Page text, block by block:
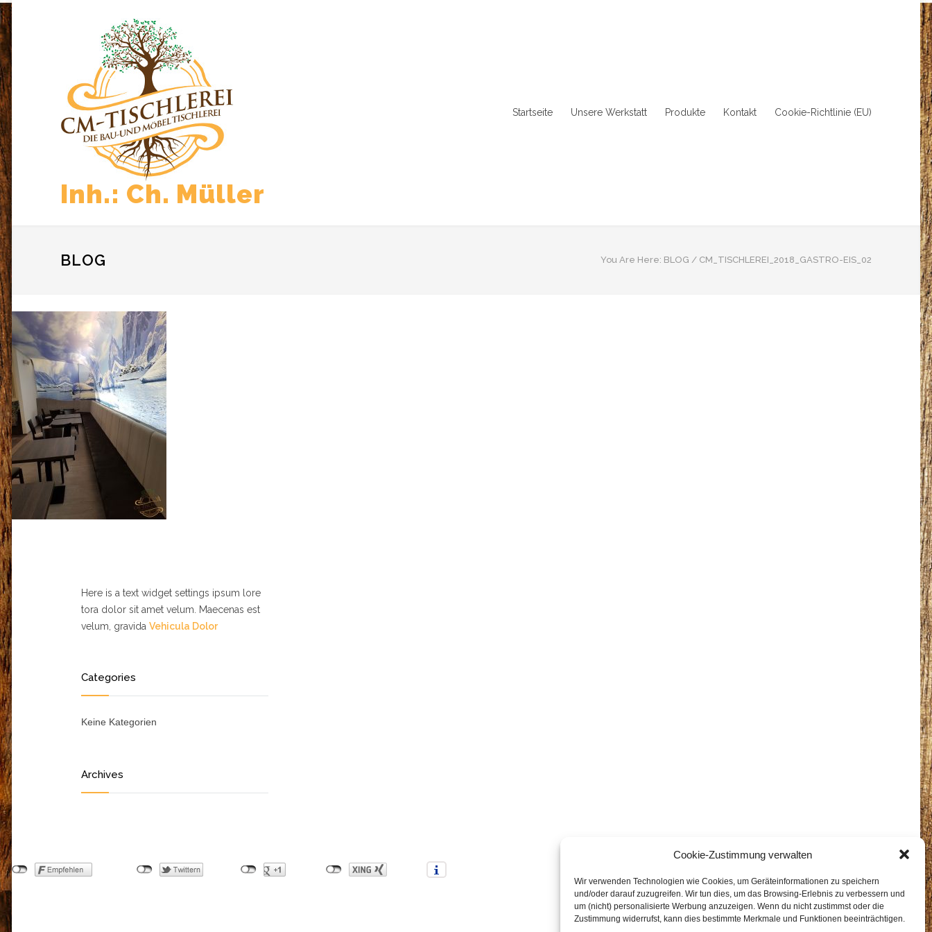
Cookie-Zustimmung verwalten
Wir verwenden Technologien wie Cookies, um Geräteinformationen zu speichern
und/oder darauf zuzugreifen. Wir tun dies, um das Browsing-Erlebnis zu verbessern und
um (nicht) personalisierte Werbung anzuzeigen. Wenn du nicht zustimmst oder die
Zustimmung widerrufst, kann dies bestimmte Merkmale und Funktionen beeinträchtigen.
Inh.: Ch. Müller
Startseite Unsere Werkstatt Produkte Kontakt Cookie-Richtlinie (EU)
BLOG You Are Here: BLOG / CM_TISCHLEREI_2018_GASTRO-EIS_02
Here is a text widget settings ipsum lore
tora dolor sit amet velum. Maecenas est
velum, gravida Vehicula Dolor
Categories
Keine Kategorien
Archives